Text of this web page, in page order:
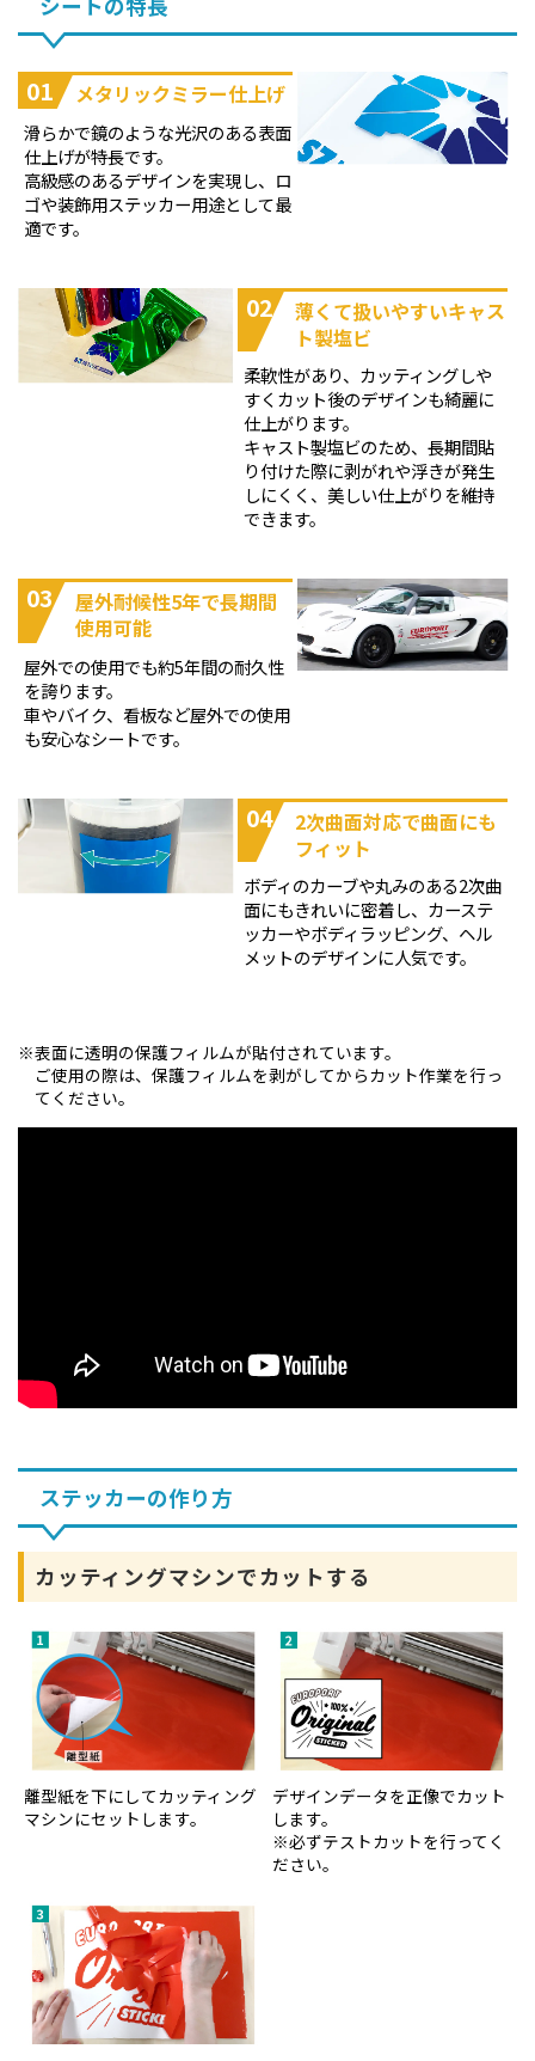
01 メタリックミラー仕上げ
滑らかで鏡のような光沢のある表面
仕上げが特長です。
高級感のあるデザインを実現し、ロ
ゴや装飾用ステッカー用途として最
適です。
02
薄くて扱いやすいキャス
ト製塩ビ
柔軟性があり、カッティングしや
すくカット後のデザインも綺麗に
仕上がります。
キャスト製塩ビのため、長期間貼
り付けた際に剥がれや浮きが発生
しにくく、美しい仕上がりを維持
できます。
03
屋外耐候性5年で長期間
使用可能
屋外での使用でも約5年間の耐久性
を誇ります。
車やバイク、看板など屋外での使用
も安心なシートです。
04
2次曲面対応で曲面にも
フィット
ボディのカーブや丸みのある2次曲
面にもきれいに密着し、カーステ
ッカーやボディラッピング、ヘル
メットのデザインに人気です。
表面に透明の保護フィルムが貼付されています。
ご使用の際は、保護フィルムを剥がしてからカット作業を行っ
てください。
ステッカーの作り方
カッティングマシンでカットする
離型紙を下にしてカッティング
マシンにセットします。
デザインデータを正像でカット
します。
※必ずテストカットを行ってく
ださい。